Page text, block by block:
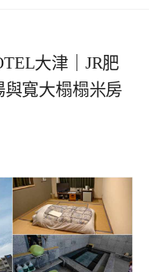
大津｜JR肥
寬大榻榻米房